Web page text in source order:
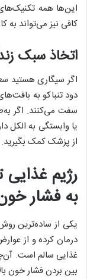
این‌ها همه
کافی نیز می‌تواند
اتخاذ سبک
اگر سیگاری هستید
دود تنباکو به
سفت می‌کنند. اگر
یا وابستگی به الکل
از پزشک کمک
رژیم غذایی
به فشار خون
یکی از ساده‌ترین
درمان کرده و از
غذایی سالم است.
بین بردن فشار خون